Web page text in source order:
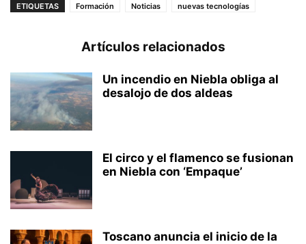
ETIQUETAS Formación Noticias nuevas tecnologías
Artículos relacionados
Un incendio en Niebla obliga al
desalojo de dos aldeas
El circo y el flamenco se fusionan
en Niebla con ‘Empaque’
Toscano anuncia el inicio de la